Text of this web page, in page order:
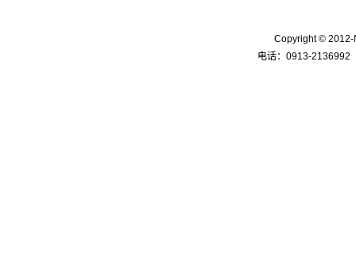
Copyright © 2012-
电话：0913-